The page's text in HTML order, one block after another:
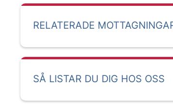
RELATERADE
SÅ LISTAR DU DIG HOS OSS